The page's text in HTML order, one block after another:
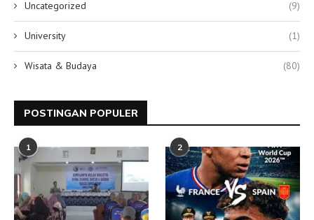
Uncategorized (9)
University (1)
Wisata & Budaya (80)
POSTINGAN POPULER
1 2